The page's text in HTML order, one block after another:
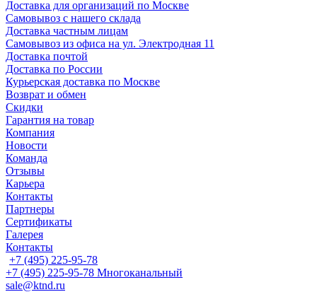
Доставка для организаций по Москве
Самовывоз с нашего склада
Доставка частным лицам
Самовывоз из офиса на ул. Электродная 11
Доставка почтой
Доставка по России
Курьерская доставка по Москве
Возврат и обмен
Скидки
Гарантия на товар
Компания
Новости
Команда
Отзывы
Карьера
Контакты
Партнеры
Сертификаты
Галерея
Контакты
+7 (495) 225-95-78
+7 (495) 225-95-78 Многоканальный
sale@ktnd.ru